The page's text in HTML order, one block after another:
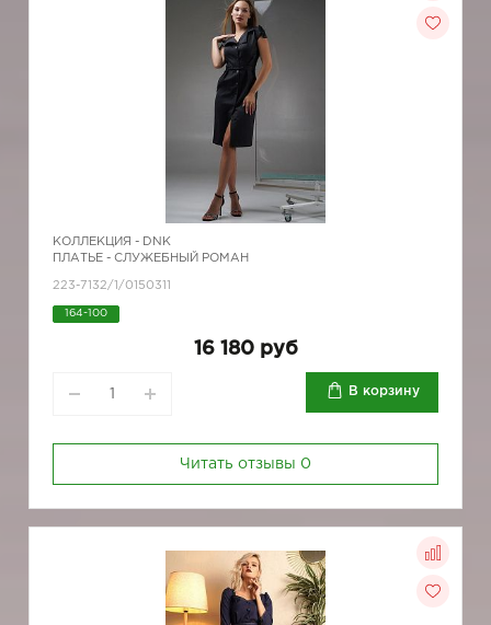
КОЛЛЕКЦИЯ - DNK
ПЛАТЬЕ - СЛУЖЕБНЫЙ РОМАН
223-7132/1/0150311
164-100
16 180 руб
В корзину
Читать отзывы 0